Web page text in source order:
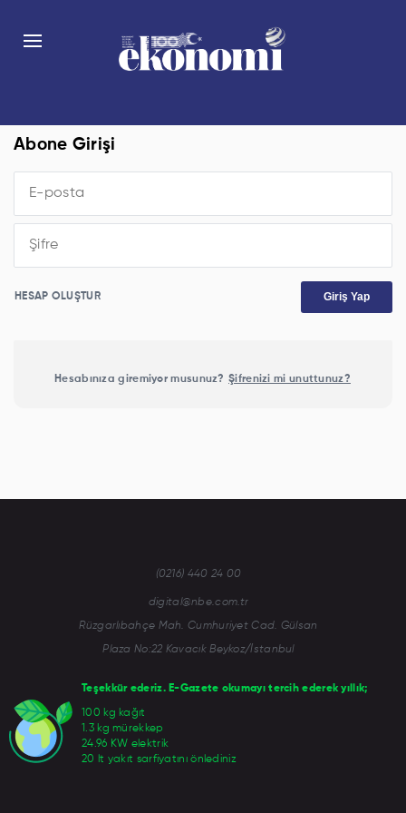
Abone Girişi
HESAP OLUŞTUR Giriş Yap
Hesabınıza giremiyor musunuz? Şifrenizi mi unuttunuz?
Teşekkür ederiz. E-Gazete okumayı tercih ederek yıllık;
100 kg kağıt
1.3 kg mürekkep
24.96 KW elektrik
20 lt yakıt sarfiyatını önlediniz
(0216) 440 24 00
digital@nbe.com.tr
Rüzgarlıbahçe Mah. Cumhuriyet Cad. Gülsan
Plaza No:22 Kavacık Beykoz/İstanbul